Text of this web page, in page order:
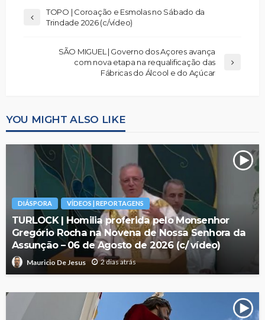
TOPO | Coroação e Esmolas no Sábado da
Trindade 2026 (c/vídeo)
SÃO MIGUEL | Governo dos Açores avança
com nova etapa na requalificação das
Fábricas do Álcool e do Açúcar
YOU MIGHT ALSO LIKE
DIÁSPORA VÍDEOS | REPORTAGENS
TURLOCK | Homilia proferida pelo Monsenhor
Gregório Rocha na Novena de Nossa Senhora da
Assunção – 06 de Agosto de 2026 (c/ vídeo)
Mauricio De Jesus 2 dias atrás